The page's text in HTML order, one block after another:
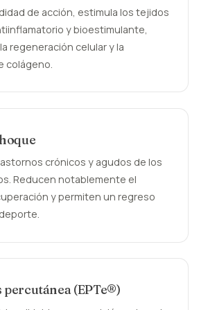
de acción, estimula los tejidos
y bioestimulante,
regeneración celular y la
colágeno.
crónicos y agudos de los
Reducen notablemente el
y permiten un regreso
(EPTe®)